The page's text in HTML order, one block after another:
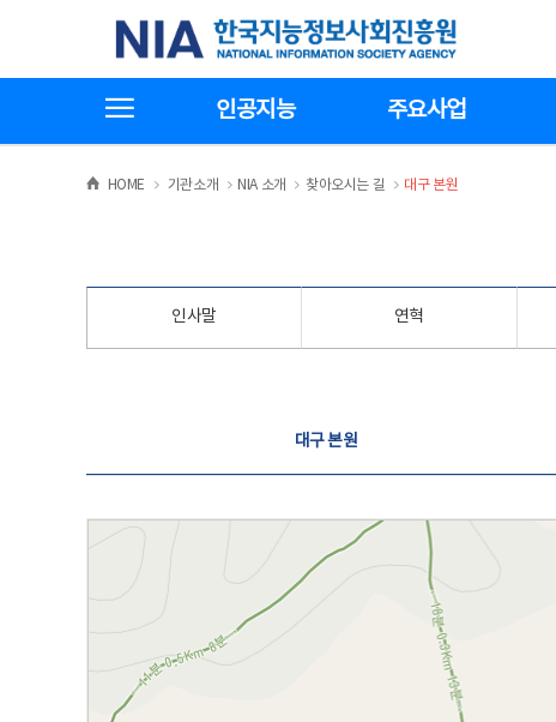
기
한국지능정보사회진흥원
인공지능 주요사업
HOME >
기관소개 >NIA 소개 >
찾아오시는 길 >
대구 본원
인사말 연혁
대구 본원